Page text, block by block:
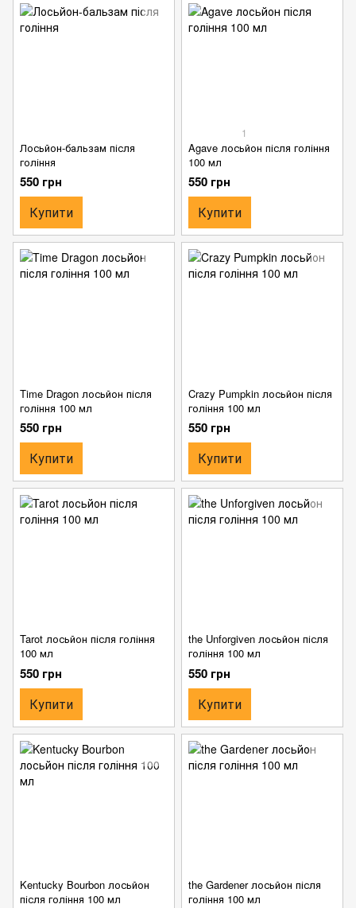
Лосьйон-бальзам після
гоління
550 грн
Купити
1
Agave лосьйон після гоління
100 мл
550 грн
Купити
Time Dragon лосьйон після
гоління 100 мл
550 грн
Купити
Crazy Pumpkin лосьйон після
гоління 100 мл
550 грн
Купити
Tarot лосьйон після гоління
100 мл
550 грн
Купити
the Unforgiven лосьйон після
гоління 100 мл
550 грн
Купити
Kentucky Bourbon лосьйон
після гоління 100 мл
the Gardener лосьйон після
гоління 100 мл